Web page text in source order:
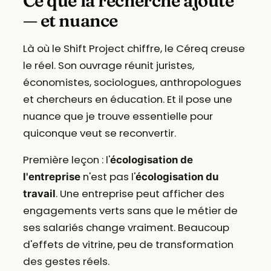
— et nuance
Là où le Shift Project chiffre, le Céreq creuse
le réel. Son ouvrage réunit juristes,
économistes, sociologues, anthropologues
et chercheurs en éducation. Et il pose une
nuance que je trouve essentielle pour
quiconque veut se reconvertir.
Première leçon : l'écologisation de
l'entreprisen'est pas l'écologisation du
travail. Une entreprise peut afficher des
engagements verts sans que le métier de
ses salariés change vraiment. Beaucoup
d'effets de vitrine, peu de transformation
des gestes réels.